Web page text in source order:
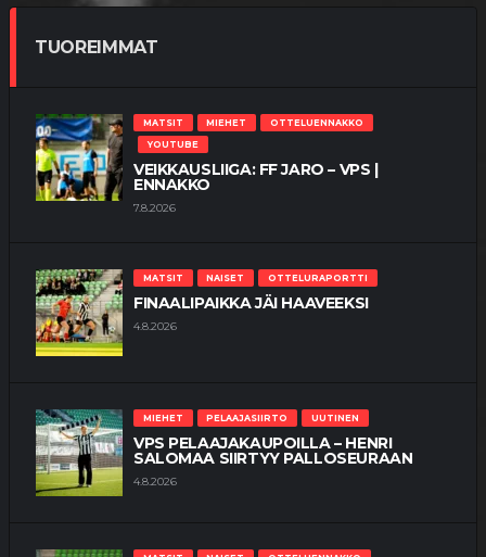
TUOREIMMAT
MATSIT MIEHET
OTTELUENNAKKO
YOUTUBE
VEIKKAUSLIIGA: FF JARO – VPS |
ENNAKKO
7.8.2026
MATSIT NAISET OTTELURAPORTTI
FINAALIPAIKKA JÄI HAAVEEKSI
4.8.2026
MIEHET PELAAJASIIRTO UUTINEN
VPS PELAAJAKAUPOILLA – HENRI
SALOMAA SIIRTYY PALLOSEURAAN
4.8.2026